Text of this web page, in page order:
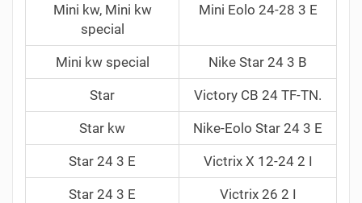
Mini kw, Mini kw
special
Mini Eolo 24-28 3 E
Mini kw special Nike Star 24 3 B
Star Victory CB 24 TF-TN.
Star kw Nike-Eolo Star 24 3 E
Star 24 3 E Victrix X 12-24 2 I
Star 24 3 E Victrix 26 2 I